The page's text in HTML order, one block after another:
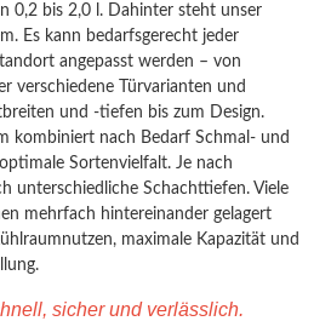
0,2 bis 2,0 l. Dahinter steht unser
Es kann bedarfsgerecht jeder
angepasst werden – von
verschiedene Türvarianten und
und -tiefen bis zum Design.
kombiniert nach Bedarf Schmal- und
Sortenvielfalt. Je nach
unterschiedliche Schachttiefen. Viele
mehrfach hintereinander gelagert
maximale Kapazität und
sicher und verlässlich.